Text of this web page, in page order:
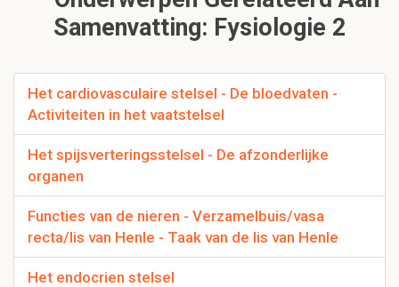
Samenvatting: Fysiologie 2
Het cardiovasculaire stelsel - De bloedvaten -
Activiteiten in het vaatstelsel
Het spijsverteringsstelsel - De afzonderlijke
organen
Functies van de nieren - Verzamelbuis/vasa
recta/lis van Henle - Taak van de lis van Henle
Het endocrien stelsel